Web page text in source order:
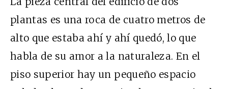
plantas es una roca de cuatro metros de
alto que estaba ahí y ahí quedó, lo que
habla de su amor a la naturaleza. En el
piso superior hay un pequeño espacio